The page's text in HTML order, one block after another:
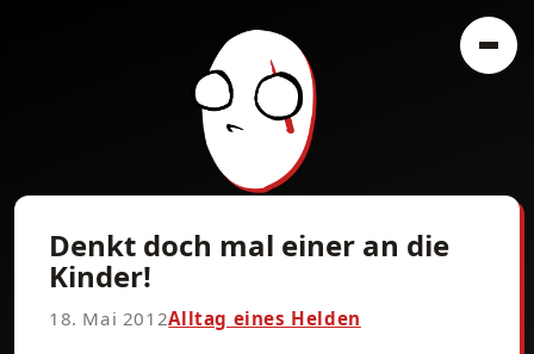
Denkt doch mal einer an die
Kinder!
18. Mai 2012Alltag eines Helden